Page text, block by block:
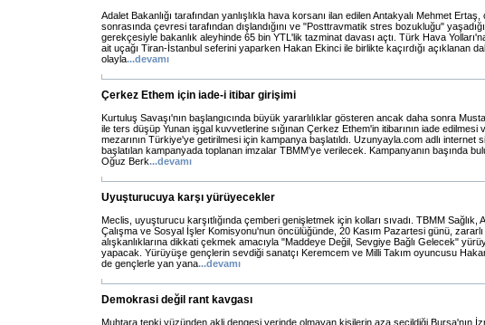
Adalet Bakanlığı tarafından yanlışlıkla hava korsanı ilan edilen Antakyalı Mehmet Ertaş,
sonrasında çevresi tarafından dışlandığını ve "Posttravmatik stres bozukluğu" yaşadığı
gerekçesiyle bakanlık aleyhinde 65 bin YTL'lik tazminat davası açtı. Türk Hava
ait uçağı Tiran-İstanbul seferini yaparken Hakan Ekinci ile birlikte kaçırdığı açıklanan
olayla...devamı
Çerkez Ethem için iade-i itibar girişimi
Kurtuluş Savaşı'nın başlangıcında büyük yararlılıklar gösteren ancak daha sonra
ile ters düşüp Yunan işgal kuvvetlerine sığınan Çerkez Ethem'in itibarının iade edilmesi
mezarının Türkiye'ye getirilmesi için kampanya başlatıldı. Uzunyayla.com adlı internet
başlatılan kampanyada toplanan imzalar TBMM'ye verilecek. Kampanyanın başında
Oğuz Berk...devamı
Uyuşturucuya karşı yürüyecekler
Meclis, uyuşturucu karşıtlığında çemberi genişletmek için kolları sıvadı. TBMM Sağlık,
Çalışma ve Sosyal İşler Komisyonu'nun öncülüğünde, 20 Kasım Pazartesi günü,
alışkanlıklarına dikkati çekmek amacıyla "Maddeye Değil, Sevgiye Bağlı Gelecek"
yapacak. Yürüyüşe gençlerin sevdiği sanatçı Keremcem ve Milli Takım oyuncusu
de gençlerle yan yana...devamı
Demokrasi değil rant kavgası
Muhtara tepki yüzünden akli dengesi yerinde olmayan kişilerin aza seçildiği Bursa'nın